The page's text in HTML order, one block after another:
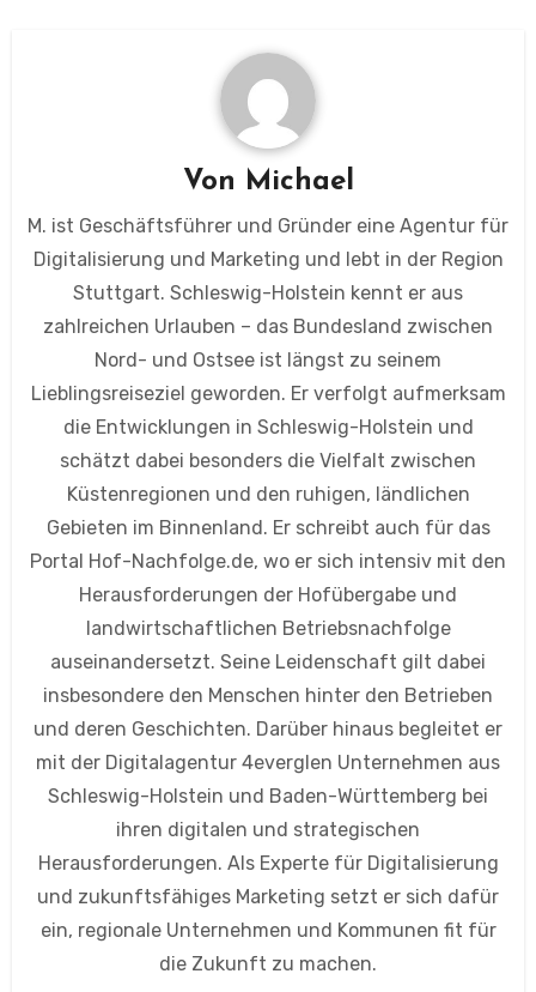
Von Michael
M. ist Geschäftsführer und Gründer eine Agentur für
Digitalisierung und Marketing und lebt in der Region
Stuttgart. Schleswig-Holstein kennt er aus
zahlreichen Urlauben – das Bundesland zwischen
Nord- und Ostsee ist längst zu seinem
Lieblingsreiseziel geworden. Er verfolgt aufmerksam
die Entwicklungen in Schleswig-Holstein und
schätzt dabei besonders die Vielfalt zwischen
Küstenregionen und den ruhigen, ländlichen
Gebieten im Binnenland. Er schreibt auch für das
Portal Hof-Nachfolge.de, wo er sich intensiv mit den
Herausforderungen der Hofübergabe und
landwirtschaftlichen Betriebsnachfolge
auseinandersetzt. Seine Leidenschaft gilt dabei
insbesondere den Menschen hinter den Betrieben
und deren Geschichten. Darüber hinaus begleitet er
mit der Digitalagentur 4everglen Unternehmen aus
Schleswig-Holstein und Baden-Württemberg bei
ihren digitalen und strategischen
Herausforderungen. Als Experte für Digitalisierung
und zukunftsfähiges Marketing setzt er sich dafür
ein, regionale Unternehmen und Kommunen fit für
die Zukunft zu machen.